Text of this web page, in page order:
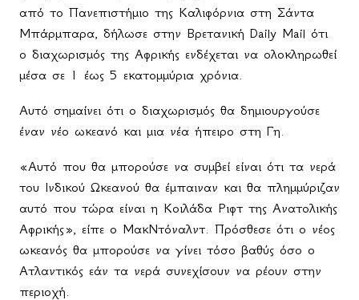
από το Πανεπιστήμιο της Καλιφόρνια στη Σάντα
Μπάρμπαρα, δήλωσε στην Βρετανική Daily Mail ότι
ο διαχωρισμός της Αφρικής ενδέχεται να ολοκληρωθεί
μέσα σε 1 έως 5 εκατομμύρια χρόνια.
Αυτό σημαίνει ότι ο διαχωρισμός θα δημιουργούσε
έναν νέο ωκεανό και μια νέα ήπειρο στη Γη.
«Αυτό που θα μπορούσε να συμβεί είναι ότι τα νερά
του Ινδικού Ωκεανού θα έμπαιναν και θα πλημμύριζαν
αυτό που τώρα είναι η Κοιλάδα Ριφτ της Ανατολικής
Αφρικής», είπε ο ΜακΝτόναλντ. Πρόσθεσε ότι ο νέος
ωκεανός θα μπορούσε να γίνει τόσο βαθύς όσο ο
Ατλαντικός εάν τα νερά συνεχίσουν να ρέουν στην
περιοχή.